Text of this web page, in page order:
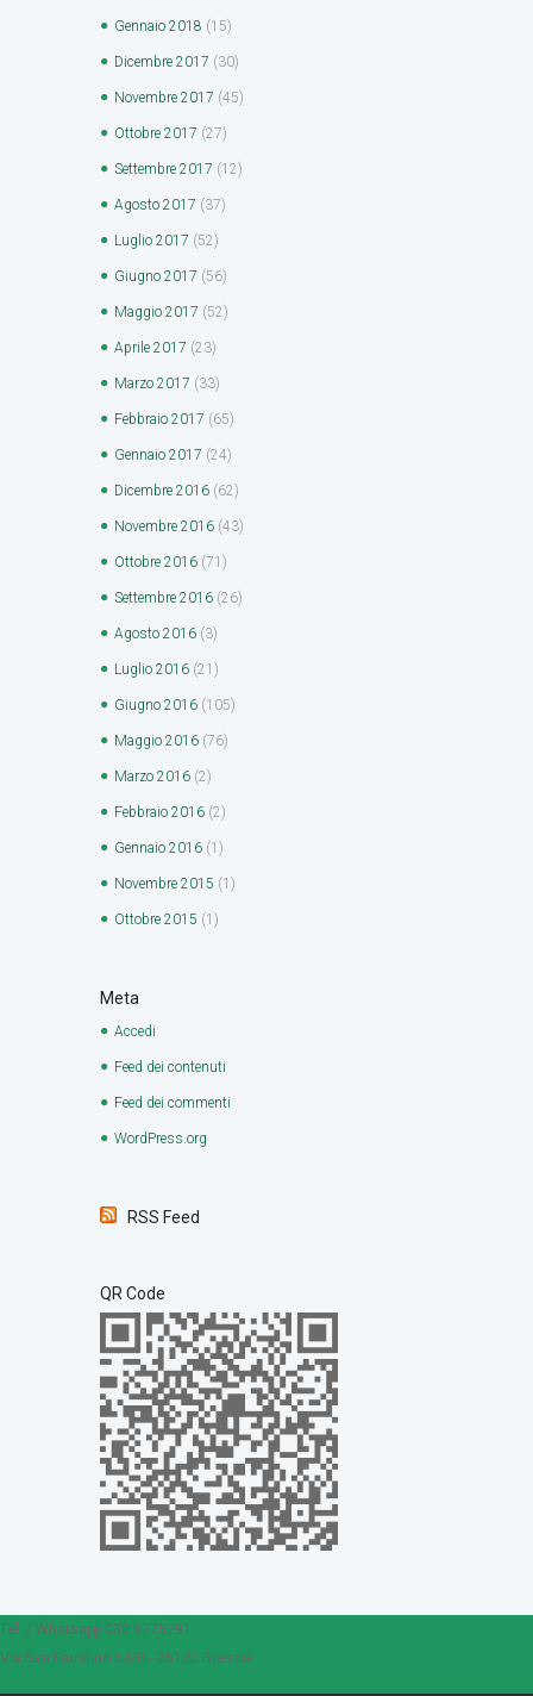
Gennaio 2018 (15)
Dicembre 2017 (30)
Novembre 2017 (45)
Ottobre 2017 (27)
Settembre 2017 (12)
Agosto 2017 (37)
Luglio 2017 (52)
Giugno 2017 (56)
Maggio 2017 (52)
Aprile 2017 (23)
Marzo 2017 (33)
Febbraio 2017 (65)
Gennaio 2017 (24)
Dicembre 2016 (62)
Novembre 2016 (43)
Ottobre 2016 (71)
Settembre 2016 (26)
Agosto 2016 (3)
Luglio 2016 (21)
Giugno 2016 (105)
Maggio 2016 (76)
Marzo 2016 (2)
Febbraio 2016 (2)
Gennaio 2016 (1)
Novembre 2015 (1)
Ottobre 2015 (1)
Meta
Accedi
Feed dei contenuti
Feed dei commenti
WordPress.org
RSS Feed
QR Code
Tel. / Whatsapp 030 8775291
Via San Faustino 64/B - 25122 Brescia